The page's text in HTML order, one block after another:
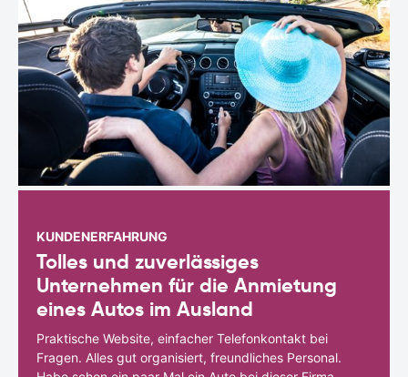
KUNDENERFAHRUNG
Tolles und zuverlässiges
Unternehmen für die Anmietung
eines Autos im Ausland
Praktische Website, einfacher Telefonkontakt bei
Fragen. Alles gut organisiert, freundliches Personal.